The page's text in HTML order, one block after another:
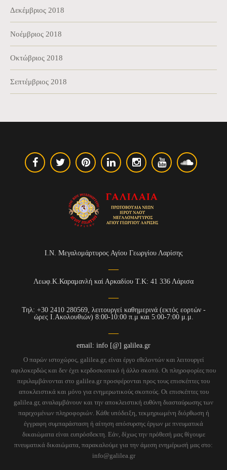
Δεκέμβριος 2018
Νοέμβριος 2018
Οκτώβριος 2018
Σεπτέμβριος 2018
Ι.Ν. Μεγαλομάρτυρος Αγίου Γεωργίου Λαρίσης
Λεωφ.Κ.Καραμανλή καί Αρκαδίου Τ.Κ: 41 336 Λάρισα
Τηλ: +30 2410 280569, λειτουργεί καθημερινά (εκτός εορτών -
ώρες Ι.Ακολουθιών) 8:00-10:00 π.μ και 5:00-7:00 μ.μ.
email: info [@] galilea.gr
Ο παρών ιστοχώρος, galilea.gr, είναι έργο εθελοντών και λειτουργεί
αφιλοκερδώς και δεν έχει κερδοσκοπικό ή άλλο σκοπό. Οι πληροφορίες που
περιλαμβάνονται στο galilea.gr προσφέρονται προς τους επισκέπτες του
αποκλειστικά και μόνο για ενημερωτικούς σκοπούς. Οι επισκέπτες του
galilea.gr, αναλαμβάνουν και την αποκλειστική ευθύνη διασταύρωσης των
παρεχομένων πληροφοριών. Κάθε υπόδειξη, τεκμηριωμένη διόρθωση ή
έγγραφη συμπαράσταση ή αίτηση απόσυρσης έργων με πνευματικά
δικαιώματα είναι ευπρόσδεκτη. Εάν, δίχως την πρόθεσή μας θίγουμε
πνευματικά δικαιώματα, παρακαλούμε για την άμεση ενημέρωσή μας στο:
info@galilea.gr